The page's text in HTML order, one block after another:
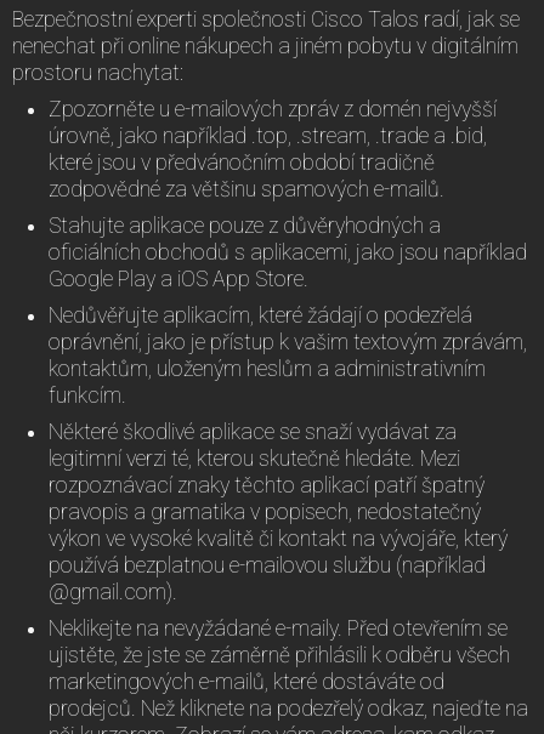
Bezpečnostní experti společnosti Cisco Talos radí, jak se
nenechat při online nákupech a jiném pobytu v digitálním
prostoru nachytat:
Zpozorněte u e-mailových zpráv z domén nejvyšší
úrovně, jako například .top, .stream, .trade a .bid,
které jsou v předvánočním období tradičně
zodpovědné za většinu spamových e-mailů.
Stahujte aplikace pouze z důvěryhodných a
oficiálních obchodů s aplikacemi, jako jsou například
Google Play a iOS App Store.
Nedůvěřujte aplikacím, které žádají o podezřelá
oprávnění, jako je přístup k vašim textovým zprávám,
kontaktům, uloženým heslům a administrativním
funkcím.
Některé škodlivé aplikace se snaží vydávat za
legitimní verzi té, kterou skutečně hledáte. Mezi
rozpoznávací znaky těchto aplikací patří špatný
pravopis a gramatika v popisech, nedostatečný
výkon ve vysoké kvalitě či kontakt na vývojáře, který
používá bezplatnou e-mailovou službu (například
@gmail.com).
Neklikejte na nevyžádané e-maily. Před otevřením se
ujistěte, že jste se záměrně přihlásili k odběru všech
marketingových e-mailů, které dostáváte od
prodejců. Než kliknete na podezřelý odkaz, najeďte na